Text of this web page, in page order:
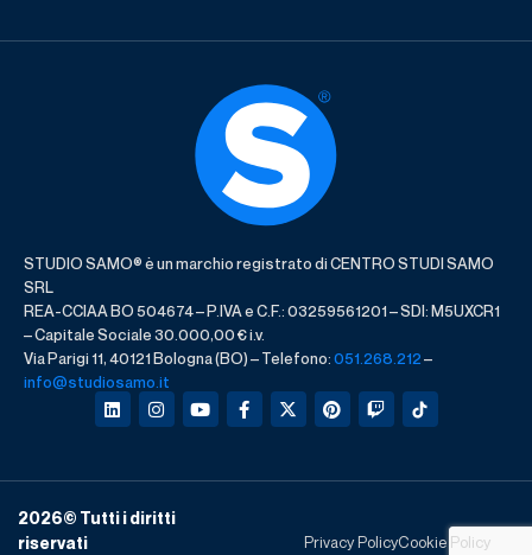
STUDIO SAMO® è un marchio registrato di CENTRO STUDI SAMO
SRL
REA-CCIAA BO 504674 – P.IVA e C.F.: 03259561201 – SDI: M5UXCR1
– Capitale Sociale 30.000,00 € i.v.
Via Parigi 11, 40121 Bologna (BO) – Telefono:051.268.212–
info@studiosamo.it
2026© Tutti i diritti
riservati​
Privacy PolicyCookie Policy